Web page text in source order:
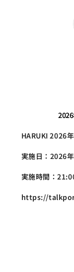
HARUKI 2026
実施日：2026
実施時間：
https://